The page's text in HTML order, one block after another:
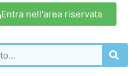
Entra nell'area riservata